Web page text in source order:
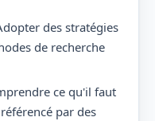
des stratégies
de recherche
ce qu'il faut
par des